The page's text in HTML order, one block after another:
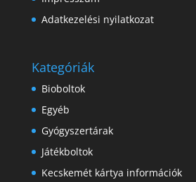
Adatkezelési nyilatkozat
Kategóriák
Bioboltok
Egyéb
Gyógyszertárak
Játékboltok
Kecskemét kártya információk